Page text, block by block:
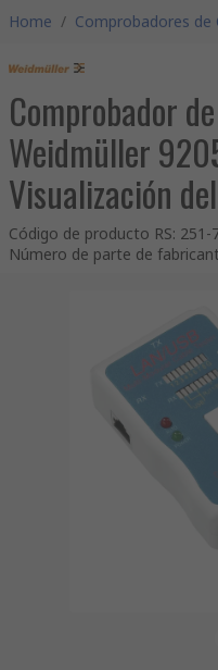
Home / Comprobadores de
Comprobador
Weidmüller
Visualización
Código de producto RS: 251-
Número de parte de